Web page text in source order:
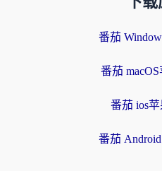
番茄
番茄
番茄 ios
番茄